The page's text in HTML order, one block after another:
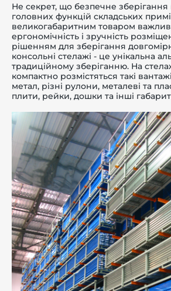
Не секрет, що безпечне зберігання
головних функцій складських
великогабаритним товаром
ергономічність і зручність
рішенням для зберігання
консольні стелажі - це унікальна
традиційному зберіганню. На
компактно розмістяться такі
метал, різні рулони, металеві та
плити, рейки, дошки та інші
поверх